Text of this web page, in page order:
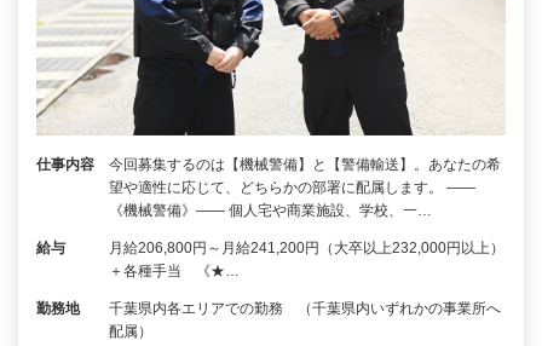
仕事内容
今回募集するのは【機械警備】と【警備輸送】。あなたの希
望や適性に応じて、どちらかの部署に配属します。 ――
《機械警備》―― 個人宅や商業施設、学校、一…
給与
月給206,800円～月給241,200円（大卒以上232,000円以上）
＋各種手当 《★…
勤務地
千葉県内各エリアでの勤務 （千葉県内いずれかの事業所へ
配属）